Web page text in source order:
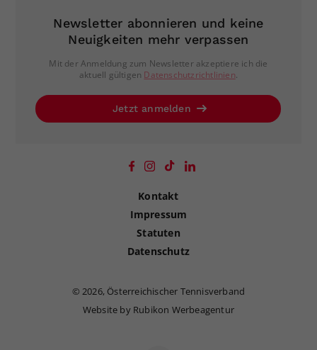
Newsletter abonnieren und keine
Neuigkeiten mehr verpassen
Mit der Anmeldung zum Newsletter akzeptiere ich die
aktuell gültigen Datenschutzrichtlinien.
Jetzt anmelden
Kontakt
Impressum
Statuten
Datenschutz
©2026, Österreichischer Tennisverband
Website by Rubikon Werbeagentur